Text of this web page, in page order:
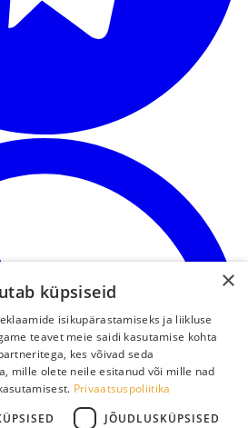
×
küpsiseid
isikupärastamiseks ja liikluse
teavet meie saidi kasutamise kohta
kes võivad seda
mille olete neile esitanud või mille nad
Privaatsuspoliitika
JÕUDLUSKÜPSISED